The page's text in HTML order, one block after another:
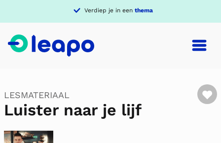
Verdiep je in eenthema
LESMATERIAAL
Luister naar je lijf